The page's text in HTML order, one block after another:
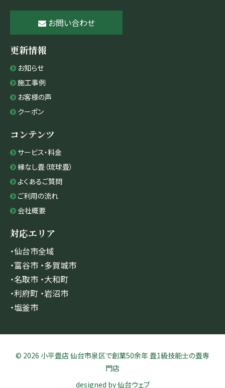
お問い合わせ
更新情報
お知らせ
施工事例
お客様の声
クーポン
コンテンツ
サービス・料金
縁なし畳（琉球畳）
よくあるご質問
ご利用の流れ
会社概要
対応エリア
・仙台市全域
・富谷市 ・多賀城市
・名取市 ・大和町
・利府町 ・岩沼市
・塩釜市
© 2026 小平畳店 仙台市泉区で創業50余年 畳1級技能士の畳専
門店
designed by仙台ウェブ